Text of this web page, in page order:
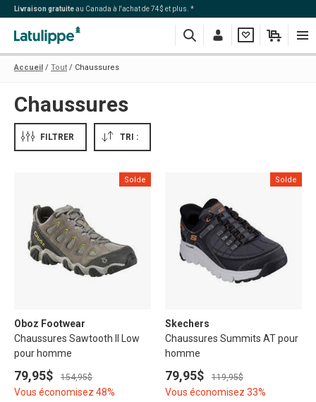
Livraison gratuiteau Canada à l'achat de 74$ et plus. *
Recherche
Me Ma Mon
Accueil Tout Chaussures
Chaussures
FILTRER TRI :
Solde
Oboz Footwear
Chaussures Sawtooth II Low
pour homme
79,95$ 154,95$
Vous économisez 48%
Solde
Skechers
Chaussures Summits AT pour
homme
79,95$ 119,95$
Vous économisez 33%